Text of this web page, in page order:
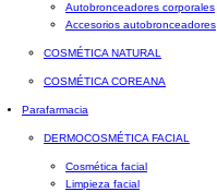
Autobronceadores corporales
Accesorios autobronceadores
COSMÉTICA NATURAL
COSMÉTICA COREANA
Parafarmacia
DERMOCOSMÉTICA FACIAL
Cosmética facial
Limpieza facial